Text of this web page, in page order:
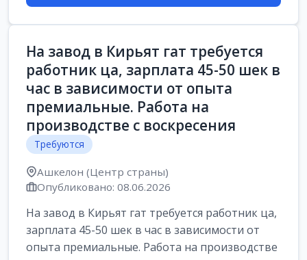
На завод в Кирьят гат требуется
работник ца, зарплата 45-50 шек в
час в зависимости от опыта
премиальные. Работа на
производстве с воскресения
Требуются
Ашкелон (Центр страны)
Опубликовано: 08.06.2026
На завод в Кирьят гат требуется работник ца,
зарплата 45-50 шек в час в зависимости от
опыта премиальные. Работа на производстве